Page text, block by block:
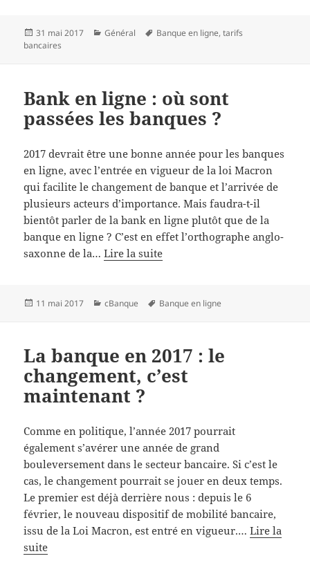
Publié
le
31 mai 2017 Catégories
Général
Mots-
Banque en ligne,tarifs
bancaires
Bank en ligne : où sont
passées les banques ?
2017 devrait être une bonne année pour les banques
en ligne, avec l’entrée en vigueur de la loi Macron
qui facilite le changement de banque et l’arrivée de
plusieurs acteurs d’importance. Mais faudra-t-il
bientôt parler de la bank en ligne plutôt que de la
banque en ligne ? C’est en effet l’orthographe anglo-
saxonne de la…Lire la suite
Publié
11 mai 2017 Catégories
cBanque
Mots-
Banque en ligne
La banque en 2017 : le
changement, c’est
maintenant ?
Comme en politique, l’année 2017 pourrait
également s’avérer une année de grand
bouleversement dans le secteur bancaire. Si c’est le
cas, le changement pourrait se jouer en deux temps.
Le premier est déjà derrière nous : depuis le 6
février, le nouveau dispositif de mobilité bancaire,
issu de la Loi Macron, est entré en vigueur.…Lire la
suite